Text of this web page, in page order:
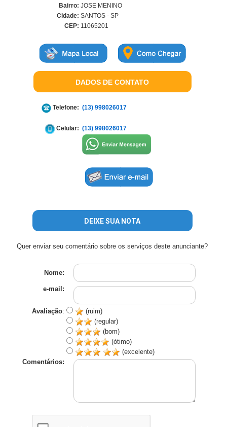
Bairro: JOSE MENINO
Cidade: SANTOS - SP
CEP: 11065201
DADOS DE CONTATO
Telefone: (13) 998026017
Celular: (13) 998026017
DEIXE SUA NOTA
Quer enviar seu comentário sobre os serviços deste anunciante?
Nome:
e-mail:
Avaliação:
(ruim)
(regular)
(bom)
(ótimo)
(excelente)
Comentários: